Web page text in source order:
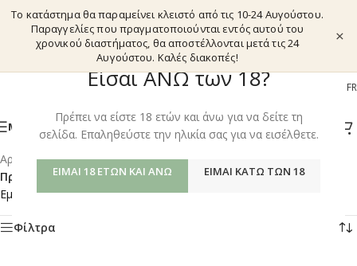
Είσαι ΑΝΩ των 18?
Πρέπει να είστε 18 ετών και άνω για να δείτε τη
σελίδα. Επαληθεύστε την ηλικία σας για να εισέλθετε.
ΕΊΜΑΙ 18 ΕΤΏΝ ΚΑΙ ΆΝΩ ΕΊΜΑΙ ΚΆΤΩ ΤΩΝ 18
Το κατάστημα θα παραμείνει κλειστό από τις 10-24 Αυγούστου.
Παραγγελίες που πραγματοποιούνται εντός αυτού του
χρονικού διαστήματος, θα αποστέλλονται μετά τις 24
Αυγούστου. Καλές διακοπές!
×
EL FR
ΜΕΝΟΎ
Αρχική σελίδα/Shop/
Προϊόντα με ετικέτα “ΚΟΚΚΙΝΟ ΤΡΙΑΝΤΑΦΥΛΛΟ”
Εμφάνιση του μοναδικού αποτελέσματος
Φίλτρα